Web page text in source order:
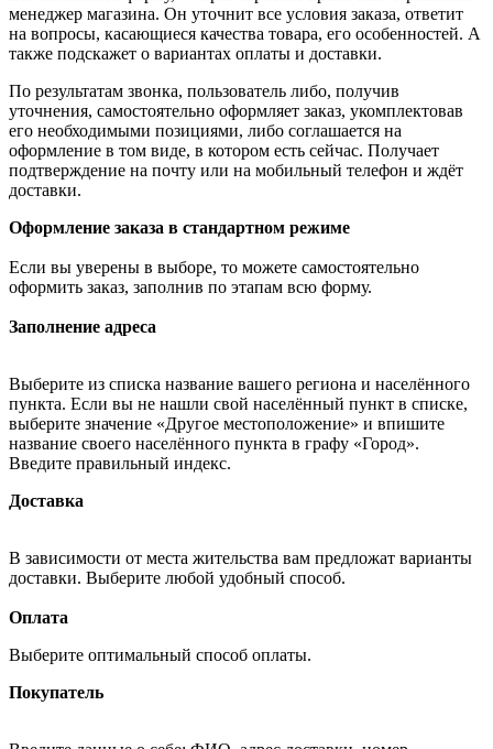
менеджер магазина. Он уточнит все условия заказа, ответит
на вопросы, касающиеся качества товара, его особенностей. А
также подскажет о вариантах оплаты и доставки.
По результатам звонка, пользователь либо, получив
уточнения, самостоятельно оформляет заказ, укомплектовав
его необходимыми позициями, либо соглашается на
оформление в том виде, в котором есть сейчас. Получает
подтверждение на почту или на мобильный телефон и ждёт
доставки.
Оформление заказа в стандартном режиме
Если вы уверены в выборе, то можете самостоятельно
оформить заказ, заполнив по этапам всю форму.
Заполнение адреса
Выберите из списка название вашего региона и населённого
пункта. Если вы не нашли свой населённый пункт в списке,
выберите значение «Другое местоположение» и впишите
название своего населённого пункта в графу «Город».
Введите правильный индекс.
Доставка
В зависимости от места жительства вам предложат варианты
доставки. Выберите любой удобный способ.
Оплата
Выберите оптимальный способ оплаты.
Покупатель